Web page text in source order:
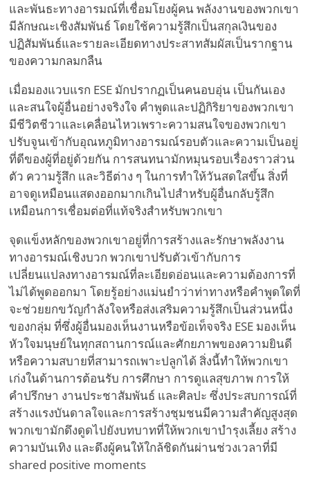
และพันธะทางอารมณ์ที่เชื่อมโยงผู้คน พลังงานของพวกเขา
มีลักษณะเชิงสัมพันธ์ โดยใช้ความรู้สึกเป็นสกุลเงินของ
ปฏิสัมพันธ์และรายละเอียดทางประสาทสัมผัสเป็นรากฐาน
ของความกลมกลืน
เมื่อมองแวบแรก ESE มักปรากฏเป็นคนอบอุ่น เป็นกันเอง
และสนใจผู้อื่นอย่างจริงใจ คำพูดและปฏิกิริยาของพวกเขา
มีชีวิตชีวาและเคลื่อนไหวเพราะความสนใจของพวกเขา
ปรับจูนเข้ากับอุณหภูมิทางอารมณ์รอบตัวและความเป็นอยู่
ที่ดีของผู้ที่อยู่ด้วยกัน การสนทนามักหมุนรอบเรื่องราวส่วน
ตัว ความรู้สึก และวิธีต่าง ๆ ในการทำให้วันสดใสขึ้น สิ่งที่
อาจดูเหมือนแสดงออกมากเกินไปสำหรับผู้อื่นกลับรู้สึก
เหมือนการเชื่อมต่อที่แท้จริงสำหรับพวกเขา
จุดแข็งหลักของพวกเขาอยู่ที่การสร้างและรักษาพลังงาน
ทางอารมณ์เชิงบวก พวกเขาปรับตัวเข้ากับการ
เปลี่ยนแปลงทางอารมณ์ที่ละเอียดอ่อนและความต้องการที่
ไม่ได้พูดออกมา โดยรู้อย่างแม่นยำว่าท่าทางหรือคำพูดใดที่
จะช่วยยกขวัญกำลังใจหรือส่งเสริมความรู้สึกเป็นส่วนหนึ่ง
ของกลุ่ม ที่ซึ่งผู้อื่นมองเห็นงานหรือข้อเท็จจริง ESE มองเห็น
หัวใจมนุษย์ในทุกสถานการณ์และศักยภาพของความยินดี
หรือความสบายที่สามารถเพาะปลูกได้ สิ่งนี้ทำให้พวกเขา
เก่งในด้านการต้อนรับ การศึกษา การดูแลสุขภาพ การให้
คำปรึกษา งานประชาสัมพันธ์ และศิลปะ ซึ่งประสบการณ์ที่
สร้างแรงบันดาลใจและการสร้างชุมชนมีความสำคัญสูงสุด
พวกเขามักดึงดูดไปยังบทบาทที่ให้พวกเขาบำรุงเลี้ยง สร้าง
ความบันเทิง และดึงผู้คนให้ใกล้ชิดกันผ่านช่วงเวลาที่มี
shared positive moments